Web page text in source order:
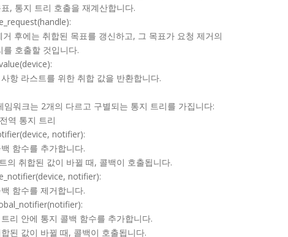
, 통지 트리 호출을 재계산합니다.
후에는 취합된 목표를 갱신하고, 그 목표가 요청 제거의
호출할 것입니다.
항 라스트를 위한 취합 값을 반환합니다.
워크는 2개의 다르고 구별되는 통지 트리를 가집니다:
역 통지 트리
notifier):
함수를 추가합니다.
의 취합된 값이 바뀔 때, 콜백이 호출됩니다.
notifier):
함수를 제거합니다.
리 안에 통지 콜백 함수를 추가합니다.
된 값이 바뀔 때, 콜백이 호출됩니다.